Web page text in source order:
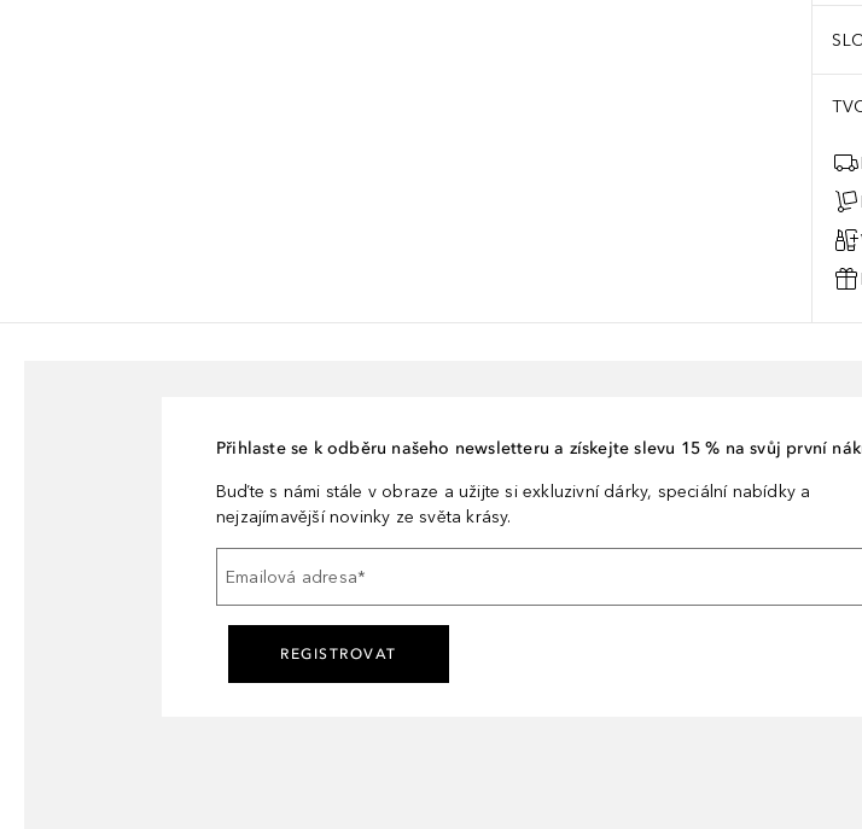
Přihlaste se k odběru našeho newsletteru a získejte slevu 15 % na svůj první
Buďte s námi stále v obraze a užijte si exkluzivní dárky, speciální nabídky a
nejzajímavější novinky ze světa krásy.
Emailová adresa*
REGISTROVAT